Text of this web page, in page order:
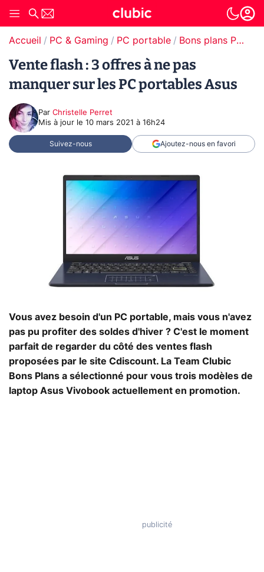
Accueil PC & Gaming PC portable Bons plans PC portable
Vente flash : 3 offres à ne pas
manquer sur les PC portables Asus
Par Christelle Perret
Mis à jour le 10 mars 2021 à 16h24
Suivez-nous Ajoutez-nous en favori
Vous avez besoin d'un PC portable, mais vous n'avez
pas pu profiter des soldes d'hiver ? C'est le moment
parfait de regarder du côté des ventes flash
proposées par le site Cdiscount. La Team Clubic
Bons Plans a sélectionné pour vous trois modèles de
laptop Asus Vivobook actuellement en promotion.